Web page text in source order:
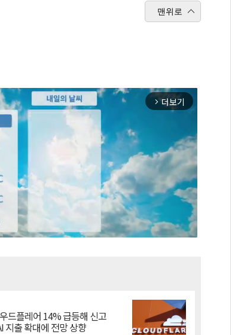
맨위로
arrow_forward_ios 더보기
드플레어 14% 급등해 신고
지출 확대에 전망 상향